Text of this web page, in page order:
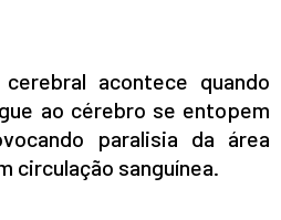
acontece quando
ao cérebro se entopem
paralisia da área
circulação sanguínea.